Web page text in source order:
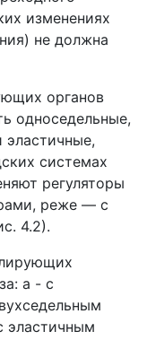
изменениях
не должна
органов
односедельные,
эластичные,
системах
регуляторы
реже — с
4.2).